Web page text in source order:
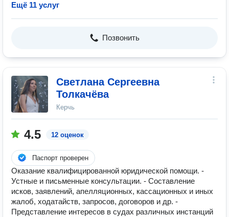
Ещё 11 услуг
Позвонить
Светлана Сергеевна
Толкачёва
Керчь
4.5 12 оценок
Паспорт проверен
Оказание квалифицированной юридической помощи. -
Устные и письменные консультации. - Составление
исков, заявлений, апелляционных, кассационных и иных
жалоб, ходатайств, запросов, договоров и др. -
Представление интересов в судах различных инстанций